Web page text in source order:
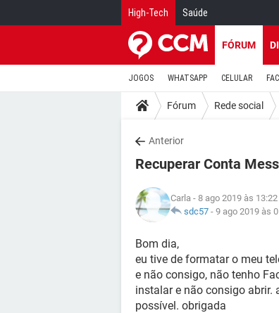
High-Tech Saúde
FÓRUM
JOGOS WHATSAPP CELULAR
Fórum Rede social
Anterior
Recuperar Conta
Carla - 8 ago 2019 às 13:22
sdc57 - 9 ago 2019 às
Bom dia,
eu tive de formatar o meu
e não consigo, não tenho
instalar e não consigo abrir.
possível. obrigada